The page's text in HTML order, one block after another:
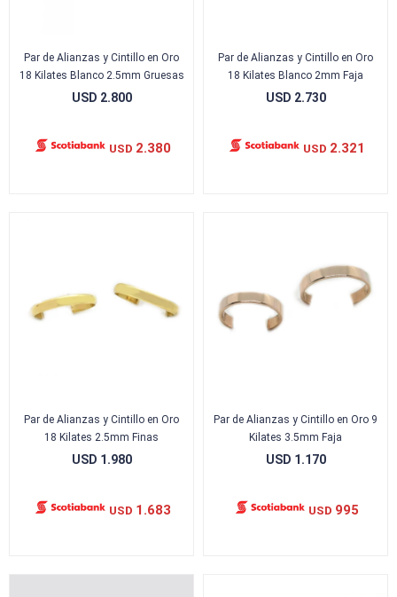
Par de Alianzas y Cintillo en Oro
18 Kilates Blanco 2.5mm Gruesas
USD 2.800
USD 2.380
Par de Alianzas y Cintillo en Oro
18 Kilates Blanco 2mm Faja
USD 2.730
USD 2.321
Par de Alianzas y Cintillo en Oro
18 Kilates 2.5mm Finas
USD 1.980
USD 1.683
Par de Alianzas y Cintillo en Oro 9
Kilates 3.5mm Faja
USD 1.170
USD 995